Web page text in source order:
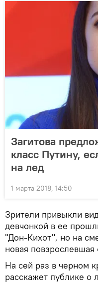
Загитова
класс Путину,
на лед
1 марта 2018, 14:50
Зрители привыкли
девчонкой в ее
"Дон-Кихот", но на
новая повзрослевшая
На сей раз в черном
расскажет публике о